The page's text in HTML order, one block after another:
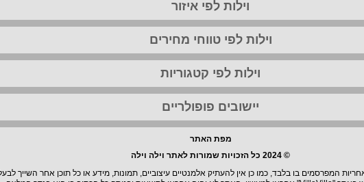
וילות לפי איזור
וילות לפי טווחי מחירים
וילות לפי קטגוריות
יישובים פופולריים
מפת האתר
© 2024 כל הזכויות שמורות לאתר וילה וילה
המפרסמים בו בלבד, כמו כן אין להעתיק אלמנטיים עיצוביים, תמונות, מידע או כל תוכן אחר השייך